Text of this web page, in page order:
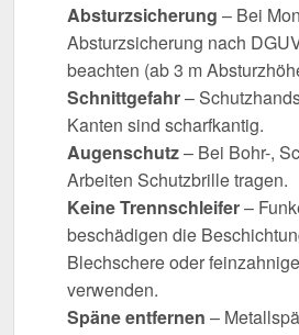
Absturzsicherung – Bei
Absturzsicherung nach
beachten (ab 3 m
Schnittgefahr–
Kanten sind scharfkantig.
Augenschutz– Bei Bohr-,
Arbeiten Schutzbrille tragen.
Keine Trennschleifer–
beschädigen die
Blechschere oder
verwenden.
Späne entfernen –